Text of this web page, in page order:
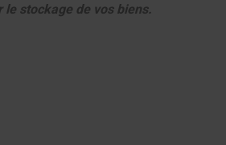
stockage de vos biens.